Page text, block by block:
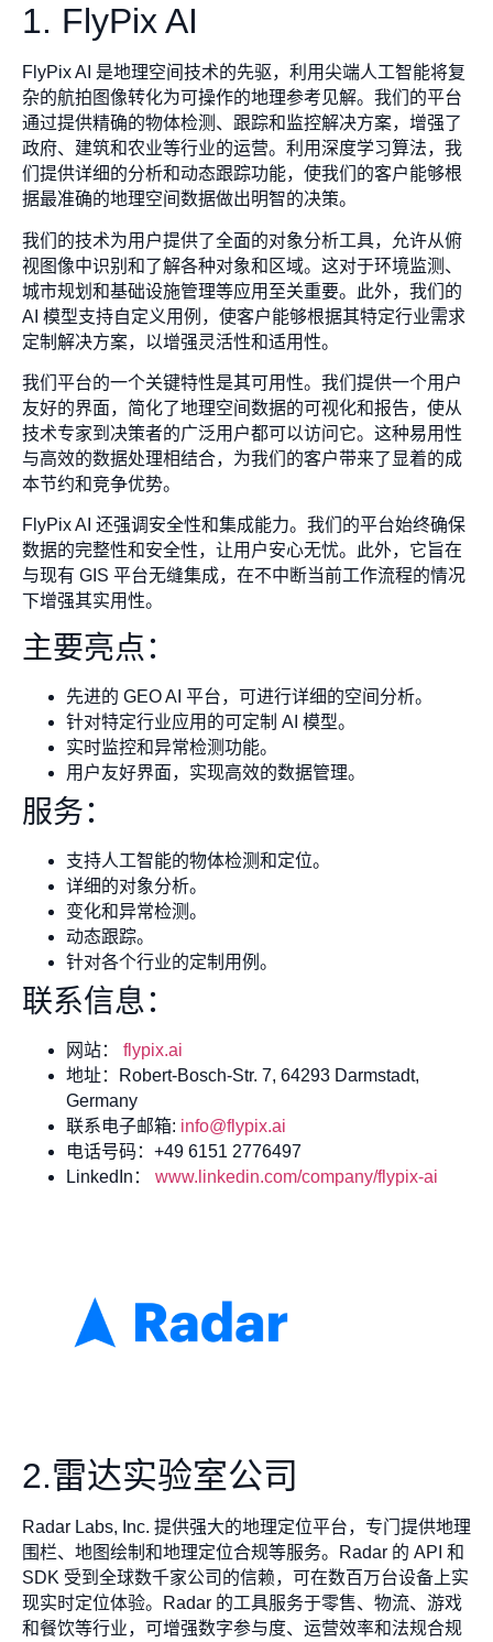
1. FlyPix AI
FlyPix AI 是地理空间技术的先驱，利用尖端人工智能将复
杂的航拍图像转化为可操作的地理参考见解。我们的平台
通过提供精确的物体检测、跟踪和监控解决方案，增强了
政府、建筑和农业等行业的运营。利用深度学习算法，我
们提供详细的分析和动态跟踪功能，使我们的客户能够根
据最准确的地理空间数据做出明智的决策。
我们的技术为用户提供了全面的对象分析工具，允许从俯
视图像中识别和了解各种对象和区域。这对于环境监测、
城市规划和基础设施管理等应用至关重要。此外，我们的
AI 模型支持自定义用例，使客户能够根据其特定行业需求
定制解决方案，以增强灵活性和适用性。
我们平台的一个关键特性是其可用性。我们提供一个用户
友好的界面，简化了地理空间数据的可视化和报告，使从
技术专家到决策者的广泛用户都可以访问它。这种易用性
与高效的数据处理相结合，为我们的客户带来了显着的成
本节约和竞争优势。
FlyPix AI 还强调安全性和集成能力。我们的平台始终确保
数据的完整性和安全性，让用户安心无忧。此外，它旨在
与现有 GIS 平台无缝集成，在不中断当前工作流程的情况
下增强其实用性。
主要亮点：
先进的 GEO AI 平台，可进行详细的空间分析。
针对特定行业应用的可定制 AI 模型。
实时监控和异常检测功能。
用户友好界面，实现高效的数据管理。
服务：
支持人工智能的物体检测和定位。
详细的对象分析。
变化和异常检测。
动态跟踪。
针对各个行业的定制用例。
联系信息：
网站： flypix.ai
地址：Robert-Bosch-Str. 7, 64293 Darmstadt,
Germany
联系电子邮箱: info@flypix.ai
电话号码：+49 6151 2776497
LinkedIn： www.linkedin.com/company/flypix-ai
2.雷达实验室公司
Radar Labs, Inc. 提供强大的地理定位平台，专门提供地理
围栏、地图绘制和地理定位合规等服务。Radar 的 API 和
SDK 受到全球数千家公司的信赖，可在数百万台设备上实
现实时定位体验。Radar 的工具服务于零售、物流、游戏
和餐饮等行业，可增强数字参与度、运营效率和法规合规